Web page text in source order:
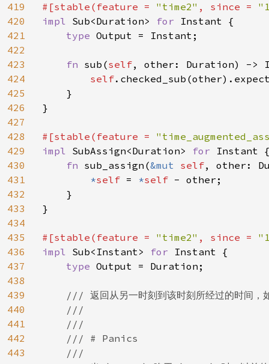
419
420
421
422
423
424
425
426
427
428
429
430
431
432
433
434
435
436
437
438
439
440
441
442
443
#[stable(feature = "time2" , since =
impl Sub<Duration> for Instant {
type Output = Instant;
fn sub(self, other: Duration) ->
self
    }
}
#[stable(feature =
impl SubAssign<Duration> for Instant
fn sub_assign(&mut self, other:
*self = *self - other;
    }
}
#[stable(feature = "time2" , since =
impl Sub<Instant> for Instant {
type Output = Duration;
/// 返回从另一时刻到该时刻所经过的时间，
    ///
    ///
    /// # Panics
    ///